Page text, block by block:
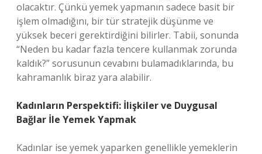
olacaktır. Çünkü yemek yapmanın sadece basit bir
işlem olmadığını, bir tür stratejik düşünme ve
yüksek beceri gerektirdiğini bilirler. Tabii, sonunda
“Neden bu kadar fazla tencere kullanmak zorunda
kaldık?” sorusunun cevabını bulamadıklarında, bu
kahramanlık biraz yara alabilir.
Kadınların Perspektifi: İlişkiler ve Duygusal
Bağlar İle Yemek Yapmak
Kadınlar ise yemek yaparken genellikle yemeklerin